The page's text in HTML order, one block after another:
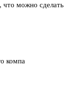
что можно сделать
компа